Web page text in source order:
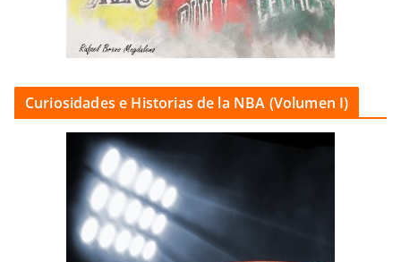
Curiosidades e Historias de la NBA (Volumen I)